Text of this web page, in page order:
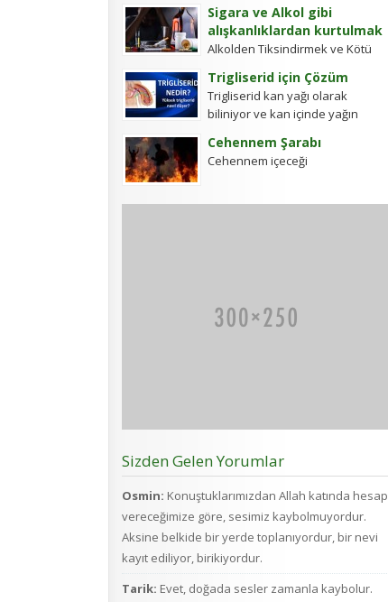
bisküvi bulunduğunu veya cips
torbalarının daha fazla hava...
gerekse Seyyid Tâhâ
hazretlerinin döneminde bu
kadar değildi....
Sigara ve Alkol gibi
alışkanlıklardan kurtulmak
Alkolden Tiksindirmek ve Kötü
Alkolden Tiksindirmek ve Kötü
Huylardan Vazgecirmek icin
Okumak için belli bir zamanı yok...
Trigliserid için Çözüm
Trigliserid kan yağı olarak
biliniyor ve kan içinde yağın
bozuyor. Kalbe daha çok yük
biniyor. Yaşlı ve...
Cehennem Şarabı
Cehennem içeceği
Sizden Gelen Yorumlar
Osmin: Konuştuklarımızdan Allah katında hesap
vereceğimize göre, sesimiz kaybolmuyordur.
Aksine belkide bir yerde toplanıyordur, bir nevi
kayıt ediliyor, birikiyordur.
Tarik: Evet, doğada sesler zamanla kaybolur.